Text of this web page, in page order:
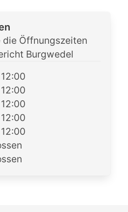
die Öffnungszeiten
Burgwedel